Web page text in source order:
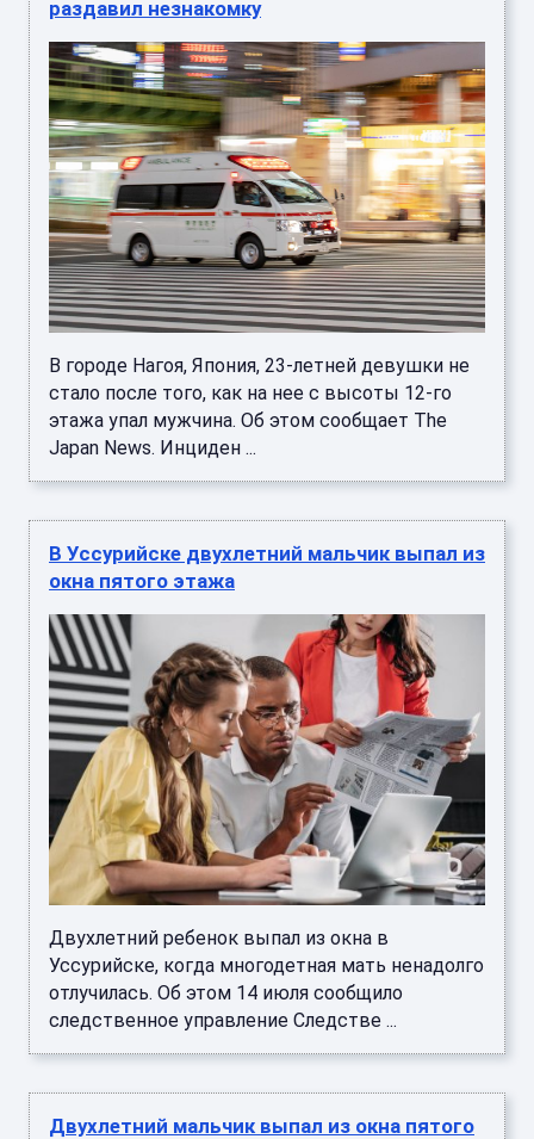
раздавил незнакомку
В городе Нагоя, Япония, 23-летней девушки не
стало после того, как на нее с высоты 12-го
этажа упал мужчина. Об этом сообщает The
Japan News. Инциден ...
В Уссурийске двухлетний мальчик выпал из
окна пятого этажа
Двухлетний ребенок выпал из окна в
Уссурийске, когда многодетная мать ненадолго
отлучилась. Об этом 14 июля сообщило
следственное управление Следстве ...
Двухлетний мальчик выпал из окна пятого